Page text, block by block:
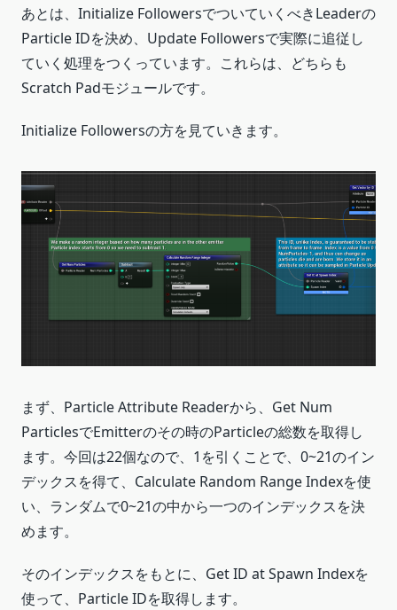
あとは、Initialize FollowersでついていくべきLeaderの
Particle IDを決め、Update Followersで実際に追従し
ていく処理をつくっています。これらは、どちらも
Scratch Padモジュールです。
Initialize Followersの方を見ていきます。
まず、Particle Attribute Readerから、Get Num
ParticlesでEmitterのその時のParticleの総数を取得し
ます。今回は22個なので、1を引くことで、0~21のイン
デックスを得て、Calculate Random Range Indexを使
い、ランダムで0~21の中から一つのインデックスを決
めます。
そのインデックスをもとに、Get ID at Spawn Indexを
使って、Particle IDを取得します。